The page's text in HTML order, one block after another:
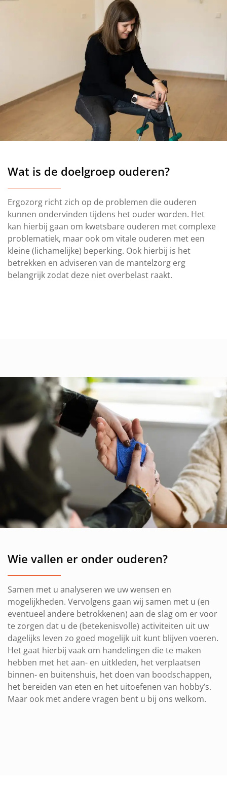
Wat is de doelgroep ouderen?
Ergozorg richt zich op de problemen die ouderen
kunnen ondervinden tijdens het ouder worden. Het
kan hierbij gaan om kwetsbare ouderen met complexe
problematiek, maar ook om vitale ouderen met een
kleine (lichamelijke) beperking. Ook hierbij is het
betrekken en adviseren van de mantelzorg erg
belangrijk zodat deze niet overbelast raakt.
Wie vallen er onder ouderen?
Samen met u analyseren we uw wensen en
mogelijkheden. Vervolgens gaan wij samen met u (en
eventueel andere betrokkenen) aan de slag om er voor
te zorgen dat u de (betekenisvolle) activiteiten uit uw
dagelijks leven zo goed mogelijk uit kunt blijven voeren.
Het gaat hierbij vaak om handelingen die te maken
hebben met het aan- en uitkleden, het verplaatsen
binnen- en buitenshuis, het doen van boodschappen,
het bereiden van eten en het uitoefenen van hobby’s.
Maar ook met andere vragen bent u bij ons welkom.